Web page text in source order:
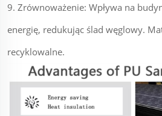
9. Zrównoważenie: Wpływa na
energię, redukując ślad węglowy.
recyklowalne.